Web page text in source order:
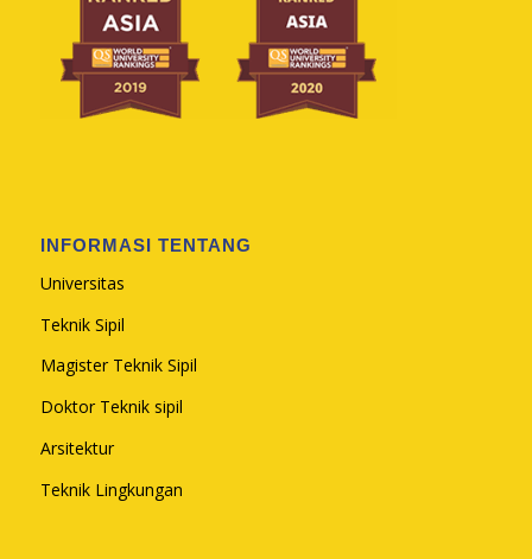
INFORMASI TENTANG
Universitas
Teknik Sipil
Magister Teknik Sipil
Doktor Teknik sipil
Arsitektur
Teknik Lingkungan